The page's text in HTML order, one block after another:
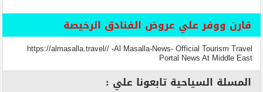
قارن ووفر علي عروض الفنادق الرخيصة
https://almasalla.travel// -Al Masalla-News- Official Tourism Travel
Portal News At Middle East
المسلة السياحية تابعونا علي :